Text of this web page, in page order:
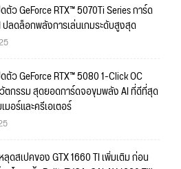
ตัว GeForce RTX™ 5070Ti Series การ์ด
ลดล็อกพลังการเล่นเกมระดับสูงสุด
ตัว GeForce RTX™ 5080 1-Click OC
ตกรรม สุดยอดการ์ดจอขุมพลัง AI ที่ดีที่สุด
มอร์และครีเอเตอร์
ดสเปคของ GTX 1660 TI เพิ่มเติม ก่อน